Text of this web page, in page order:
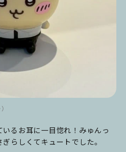
るお耳に一目惚れ！みゅんっ
らしくてキュートでした。